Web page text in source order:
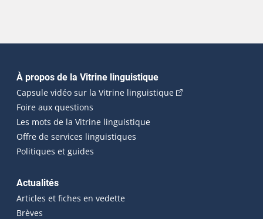
Navigation principale
À propos de la Vitrine linguistique
Capsule vidéo sur la Vitrine linguistique(Cet hyperlien
Foire aux questions
Les mots de la Vitrine linguistique
Offre de services linguistiques
Politiques et guides
Actualités
Articles et fiches en vedette
Brèves